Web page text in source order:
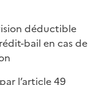
déductible
bail en cas de
l’article 49